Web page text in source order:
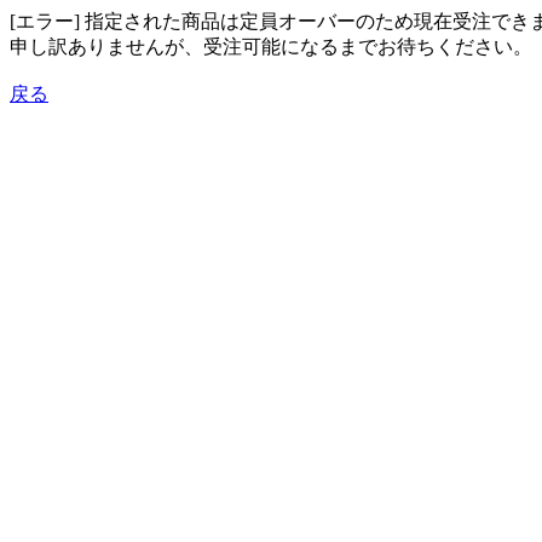
[エラー] 指定された商品は定員オーバーのため現在受注でき
申し訳ありませんが、受注可能になるまでお待ちください。
戻る